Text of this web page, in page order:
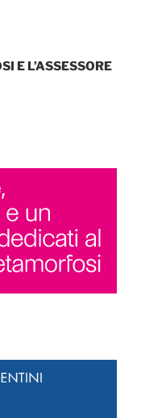
E L’ASSESSORE